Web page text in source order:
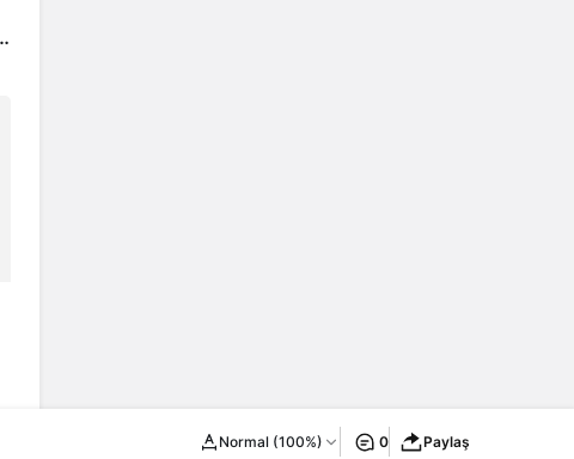
Normal (100%) 0 Paylaş